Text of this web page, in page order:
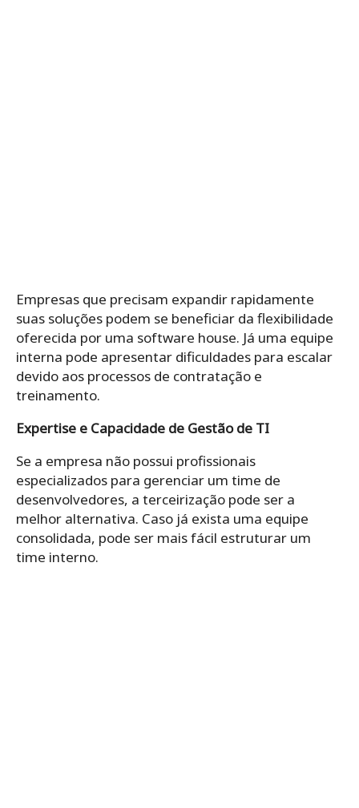
Empresas que precisam expandir rapidamente
suas soluções podem se beneficiar da flexibilidade
oferecida por uma software house. Já uma equipe
interna pode apresentar dificuldades para escalar
devido aos processos de contratação e
treinamento.
Expertise e Capacidade de Gestão de TI
Se a empresa não possui profissionais
especializados para gerenciar um time de
desenvolvedores, a terceirização pode ser a
melhor alternativa. Caso já exista uma equipe
consolidada, pode ser mais fácil estruturar um
time interno.